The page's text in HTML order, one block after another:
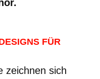
FÜR
zeichnen sich